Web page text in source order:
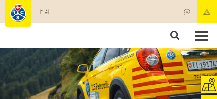
Societariato & prestazioni
Test, sicurezza & salute